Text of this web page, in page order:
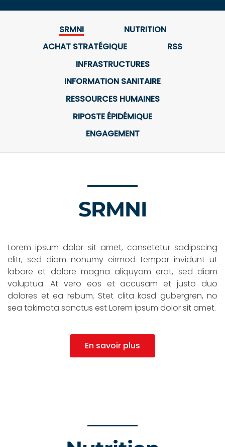
SRMNI
NUTRITION
ACHAT STRATÉGIQUE
RSS
INFRASTRUCTURES
INFORMATION SANITAIRE
RESSOURCES HUMAINES
RIPOSTE ÉPIDÉMIQUE
ENGAGEMENT
SRMNI
Lorem ipsum dolor sit amet, consetetur sadipscing
elitr, sed diam nonumy eirmod tempor invidunt ut
labore et dolore magna aliquyam erat, sed diam
voluptua. At vero eos et accusam et justo duo
dolores et ea rebum. Stet clita kasd gubergren, no
sea takimata sanctus est Lorem ipsum dolor sit amet.
En savoir plus